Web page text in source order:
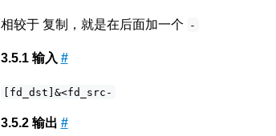
相较于 复制，就是在后面加一个 -
输入 #
[fd_dst]&<fd_src-
输出 #